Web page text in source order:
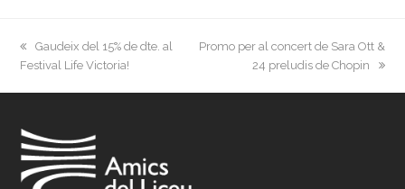
previous
post:
Gaudeix del 15% de dte. al
Festival Life Victoria!
next
Promo per al concert de Sara Ott &
24 preludis de Chopin